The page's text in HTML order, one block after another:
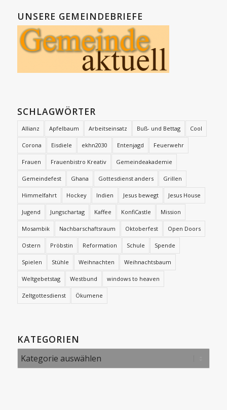
UNSERE GEMEINDEBRIEFE
SCHLAGWÖRTER
Allianz Apfelbaum Arbeitseinsatz Buß- und Bettag Cool
Corona Eisdiele ekhn2030 Entenjagd Feuerwehr
Frauen Frauenbistro Kreativ Gemeindeakademie
Gemeindefest Ghana Gottesdienst anders Grillen
Himmelfahrt Hockey Indien Jesus bewegt Jesus House
Jugend Jungschartag Kaffee KonfiCastle Mission
Mosambik Nachbarschaftsraum Oktoberfest Open Doors
Ostern Pröbstin Reformation Schule Spende
Spielen Stühle Weihnachten Weihnachtsbaum
Weltgebetstag Westbund windows to heaven
Zeltgottesdienst Ökumene
KATEGORIEN
Kategorien